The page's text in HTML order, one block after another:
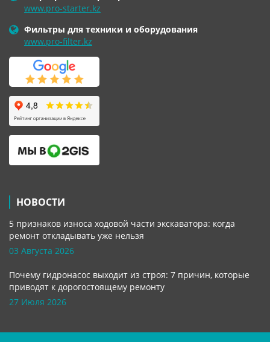
www.pro-starter.kz
Фильтры для техники и оборудования
www.pro-filter.kz
НОВОСТИ
5 признаков износа ходовой части экскаватора: когда
ремонт откладывать уже нельзя
03 Августа 2026
Почему гидронасос выходит из строя: 7 причин, которые
приводят к дорогостоящему ремонту
27 Июля 2026